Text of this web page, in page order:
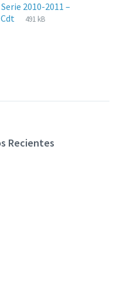
2010-2011 –
Extensiones
pdf
Tamaño
491 kB
Recientes